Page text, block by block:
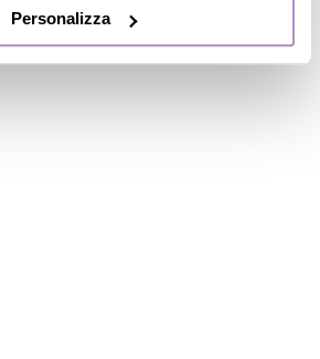
Personalizza